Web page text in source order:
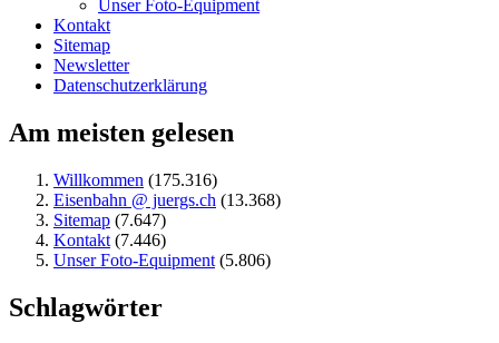
Unser Foto-Equipment
Kontakt
Sitemap
Newsletter
Datenschutzerklärung
Am meisten gelesen
Willkommen (175.316)
Eisenbahn @ juergs.ch (13.368)
Sitemap (7.647)
Kontakt (7.446)
Unser Foto-Equipment (5.806)
Schlagwörter